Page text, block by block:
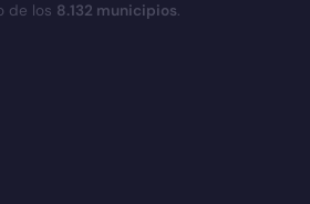
de los 8.132 municipios.